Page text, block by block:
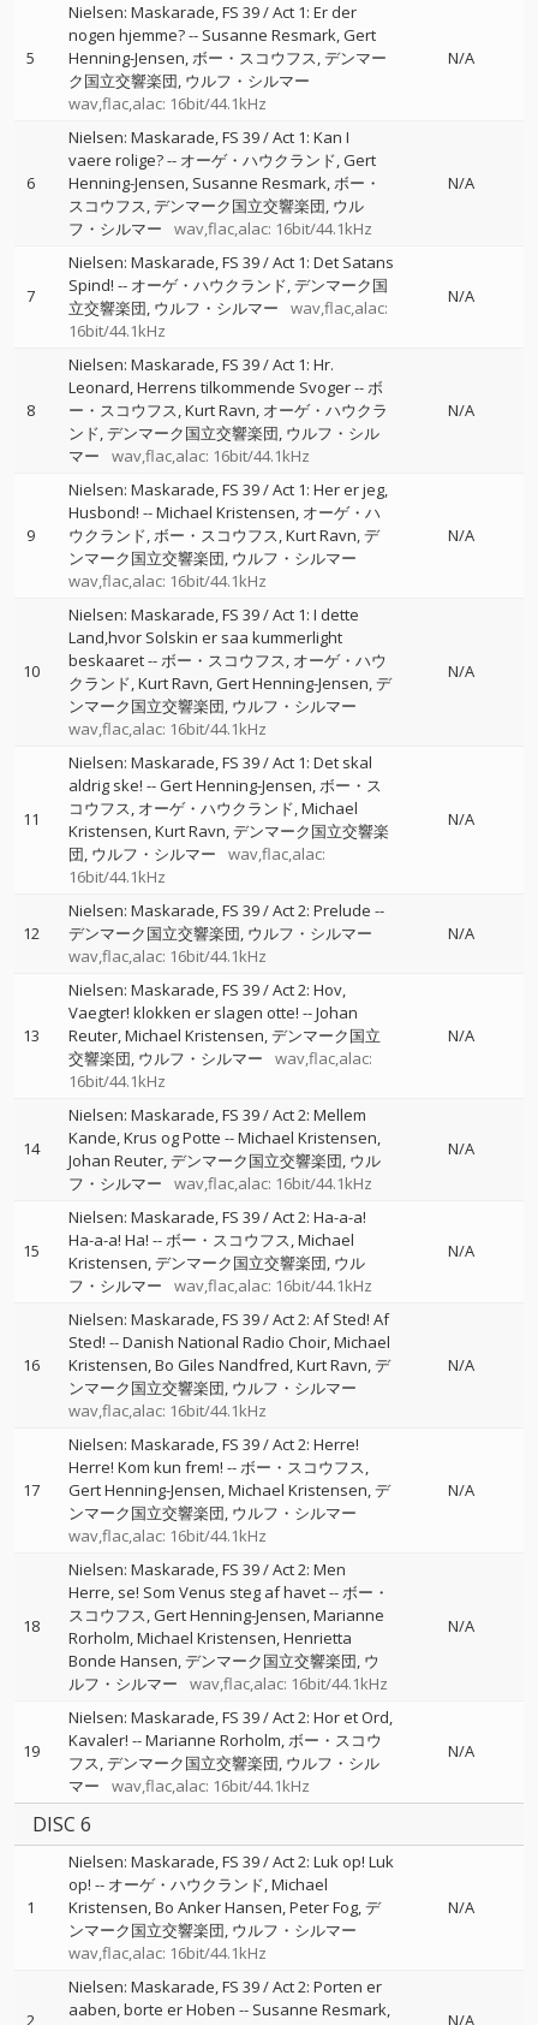
5
Nielsen: Maskarade, FS 39 / Act 1: Er der
nogen hjemme?-- Susanne Resmark Gert
Henning-Jensen ボー・スコウフス デンマー
ク国立交響楽団 ウルフ・シルマー
wav,flac,alac: 16bit/44.1kHz
N/A
6
Nielsen: Maskarade, FS 39 / Act 1: Kan I
vaere rolige?-- オーゲ・ハウクランド Gert
Henning-Jensen Susanne Resmark ボー・
スコウフス デンマーク国立交響楽団 ウル
フ・シルマー
wav,flac,alac: 16bit/44.1kHz
N/A
7
Nielsen: Maskarade, FS 39 / Act 1: Det Satans
Spind! -- オーゲ・ハウクランド デンマーク国
立交響楽団 ウルフ・シルマー
wav,flac,alac:
16bit/44.1kHz
N/A
8
Nielsen: Maskarade, FS 39 / Act 1: Hr.
Leonard, Herrens tilkommende Svoger--ボ
ー・スコウフス Kurt Ravn オーゲ・ハウクラ
ンド デンマーク国立交響楽団 ウルフ・シル
マー
wav,flac,alac: 16bit/44.1kHz
N/A
9
Nielsen: Maskarade, FS 39 / Act 1: Her er jeg,
Husbond! --Michael Kristensen オーゲ・ハ
ウクランド ボー・スコウフス Kurt Ravn デ
ンマーク国立交響楽団 ウルフ・シルマー
wav,flac,alac: 16bit/44.1kHz
N/A
10
Nielsen: Maskarade, FS 39 / Act 1: I dette
Land,hvor Solskin er saa kummerlight
beskaaret--ボー・スコウフス オーゲ・ハウ
クランド Kurt Ravn Gert Henning-Jensen デ
ンマーク国立交響楽団 ウルフ・シルマー
wav,flac,alac: 16bit/44.1kHz
N/A
11
Nielsen: Maskarade, FS 39 / Act 1: Det skal
aldrig ske! --Gert Henning-Jensen ボー・ス
コウフス オーゲ・ハウクランド Michael
Kristensen Kurt Ravn デンマーク国立交響楽
団 ウルフ・シルマー
wav,flac,alac:
16bit/44.1kHz
N/A
12
Nielsen: Maskarade, FS 39 / Act 2: Prelude --
デンマーク国立交響楽団 ウルフ・シルマー
wav,flac,alac: 16bit/44.1kHz
N/A
13
Nielsen: Maskarade, FS 39 / Act 2: Hov,
Vaegter! klokken er slagen otte! --Johan
Reuter Michael Kristensen デンマーク国立
交響楽団 ウルフ・シルマー
wav,flac,alac:
16bit/44.1kHz
N/A
14
Nielsen: Maskarade, FS 39 / Act 2: Mellem
Kande, Krus og Potte --Michael Kristensen
Johan Reuter デンマーク国立交響楽団 ウル
フ・シルマー
wav,flac,alac: 16bit/44.1kHz
N/A
15
Nielsen: Maskarade, FS 39 / Act 2: Ha-a-a!
Ha-a-a! Ha! --ボー・スコウフス Michael
Kristensen デンマーク国立交響楽団 ウル
フ・シルマー
wav,flac,alac: 16bit/44.1kHz
N/A
16
Nielsen: Maskarade, FS 39 / Act 2: Af Sted! Af
Sted! --Danish National Radio Choir Michael
Kristensen Bo Giles Nandfred Kurt Ravn デ
ンマーク国立交響楽団 ウルフ・シルマー
wav,flac,alac: 16bit/44.1kHz
N/A
17
Nielsen: Maskarade, FS 39 / Act 2: Herre!
Herre! Kom kun frem! --ボー・スコウフス
Gert Henning-Jensen Michael Kristensen デ
ンマーク国立交響楽団 ウルフ・シルマー
wav,flac,alac: 16bit/44.1kHz
N/A
18
Nielsen: Maskarade, FS 39 / Act 2: Men
Herre, se! Som Venus steg af havet--ボー・
スコウフス Gert Henning-Jensen Marianne
Rorholm Michael Kristensen Henrietta
Bonde Hansen デンマーク国立交響楽団 ウ
ルフ・シルマー
wav,flac,alac: 16bit/44.1kHz
N/A
19
Nielsen: Maskarade, FS 39 / Act 2: Hor et Ord,
Kavaler! --Marianne Rorholm ボー・スコウ
フス デンマーク国立交響楽団 ウルフ・シル
マー
wav,flac,alac: 16bit/44.1kHz
N/A
DISC 6
1
Nielsen: Maskarade, FS 39 / Act 2: Luk op! Luk
op! -- オーゲ・ハウクランド Michael
Kristensen Bo Anker Hansen Peter Fog デ
ンマーク国立交響楽団 ウルフ・シルマー
wav,flac,alac: 16bit/44.1kHz
N/A
2
Nielsen: Maskarade, FS 39 / Act 2: Porten er
aaben, borte er Hoben -- Susanne Resmark
N/A